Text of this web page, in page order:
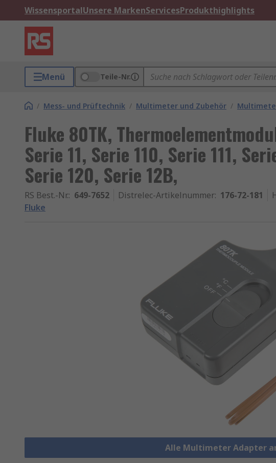
WissensportalUnsere MarkenServicesProdukthighlights
Menü Teile-Nr.
/ Mess- und Prüftechnik / Multimeter und Zubehör /
Fluke 80TK,
Serie 11, Serie 110, Serie 111,
Serie 120, Serie 12B,
RS Best.-Nr.: 649-7652 Distrelec-Artikelnummer: 176-72-181
Fluke
Alle Multimeter Adapter